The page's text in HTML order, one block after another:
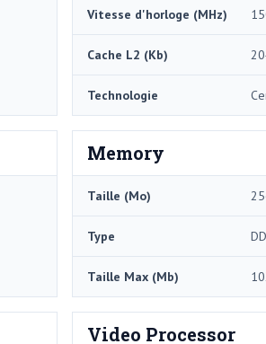
Vitesse d'horloge (MHz)
Cache L2 (Kb)
Technologie
Memory
Taille (Mo)
Type
Taille Max (Mb)
Video Processor